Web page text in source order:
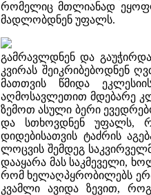
რომელიც მთლიანად
მადლობდნენ უფალს.
გამრავლდნენ და
კვირას შეიკრიბებოდნენ
მათთვის წმიდა
აღმოსავლეთით მდებარე
ზემოთ ასული ბერი
და სთხოვდნენ უფალს,
დიდებისათვის ტაძრის
ლოცვის შემდეგ
დააყარა მას საკმეველი,
რომ ხელაღპყრობილებს
კვამლი ავიდა ზევით,